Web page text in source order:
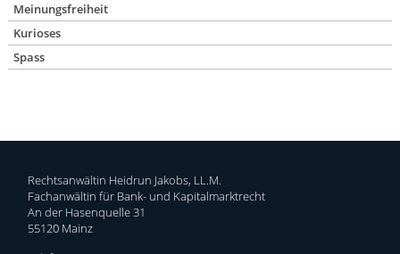
Meinungsfreiheit
Kurioses
Spass
Rechtsanwältin Heidrun Jakobs, LL.M.
Fachanwältin für Bank- und Kapitalmarktrecht
An der Hasenquelle 31
55120 Mainz